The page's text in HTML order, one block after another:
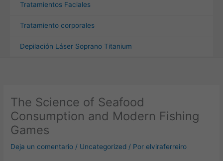
Tratamientos Faciales
Tratamiento corporales
Depilación Láser Soprano Titanium
The Science of Seafood
Consumption and Modern Fishing
Games
Deja un comentario / Uncategorized / Porelviraferreiro